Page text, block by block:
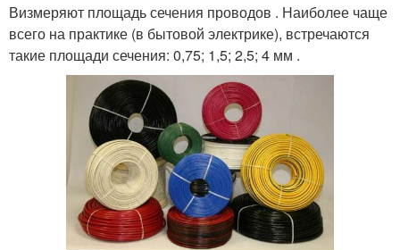
Визмеряют площадь сечения проводов . Наиболее чаще
всего на практике (в бытовой электрике), встречаются
такие площади сечения: 0,75; 1,5; 2,5; 4 мм .